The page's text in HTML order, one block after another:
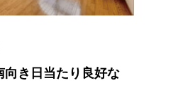
向き日当たり良好な